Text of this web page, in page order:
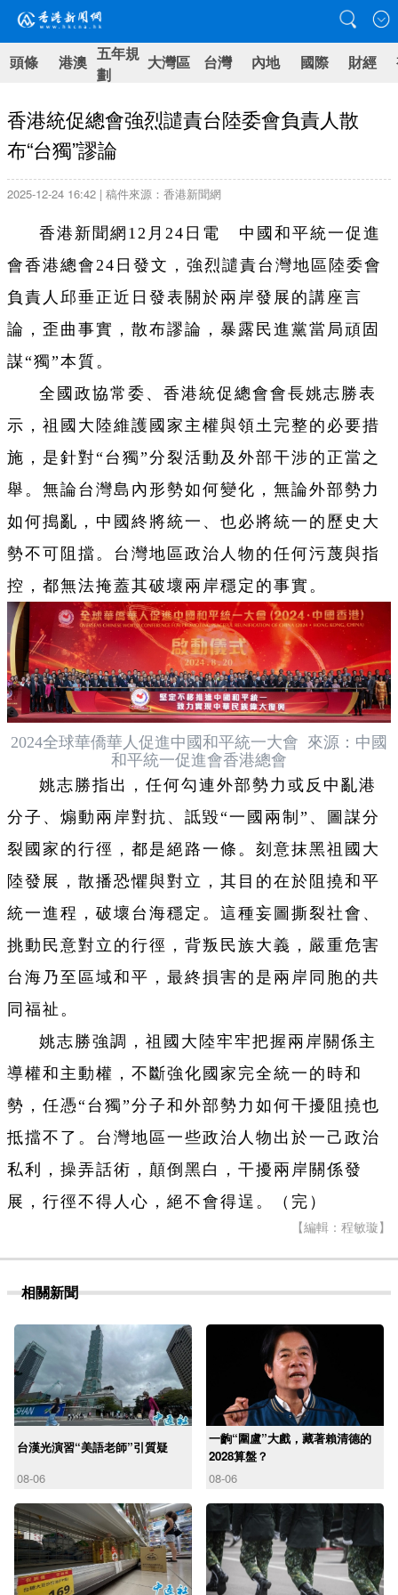
頭條 港澳 五年規
劃
大灣區 台灣 內地 國際 財經
香港統促總會強烈譴責台陸委會負責人散
布“台獨”謬論
2025-12-24 16:42 | 稿件來源：香港新聞網
香港新聞網12月24日電 中國和平統一促進
會香港總會24日發文，強烈譴責台灣地區陸委會
負責人邱垂正近日發表關於兩岸發展的講座言
論，歪曲事實，散布謬論，暴露民進黨當局頑固
謀“獨”本質。
全國政協常委、香港統促總會會長姚志勝表
示，祖國大陸維護國家主權與領土完整的必要措
施，是針對“台獨”分裂活動及外部干涉的正當之
舉。無論台灣島內形勢如何變化，無論外部勢力
如何搗亂，中國終將統一、也必將統一的歷史大
勢不可阻擋。台灣地區政治人物的任何污蔑與指
控，都無法掩蓋其破壞兩岸穩定的事實。
2024全球華僑華人促進中國和平統一大會 來源：中國
和平統一促進會香港總會
姚志勝指出，任何勾連外部勢力或反中亂港
分子、煽動兩岸對抗、詆毀“一國兩制”、圖謀分
裂國家的行徑，都是絕路一條。刻意抹黑祖國大
陸發展，散播恐懼與對立，其目的在於阻撓和平
統一進程，破壞台海穩定。這種妄圖撕裂社會、
挑動民意對立的行徑，背叛民族大義，嚴重危害
台海乃至區域和平，最終損害的是兩岸同胞的共
同福祉。
姚志勝強調，祖國大陸牢牢把握兩岸關係主
導權和主動權，不斷強化國家完全統一的時和
勢，任憑“台獨”分子和外部勢力如何干擾阻撓也
抵擋不了。台灣地區一些政治人物出於一己政治
私利，操弄話術，顛倒黑白，干擾兩岸關係發
展，行徑不得人心，絕不會得逞。（完）
【編輯：程敏璇】
相關新聞
台漢光演習“美語老師”引質疑
08-06
一齣“圍盧”大戲，藏著賴清德的
2028算盤？
08-06